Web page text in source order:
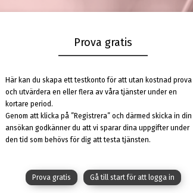
Prova gratis
Här kan du skapa ett testkonto för att utan kostnad prova
och utvärdera en eller flera av våra tjänster under en
kortare period.
Genom att klicka på ”Registrera” och därmed skicka in din
ansökan godkänner du att vi sparar dina uppgifter under
den tid som behövs för dig att testa tjänsten.
Prova gratis Gå till start för att logga in